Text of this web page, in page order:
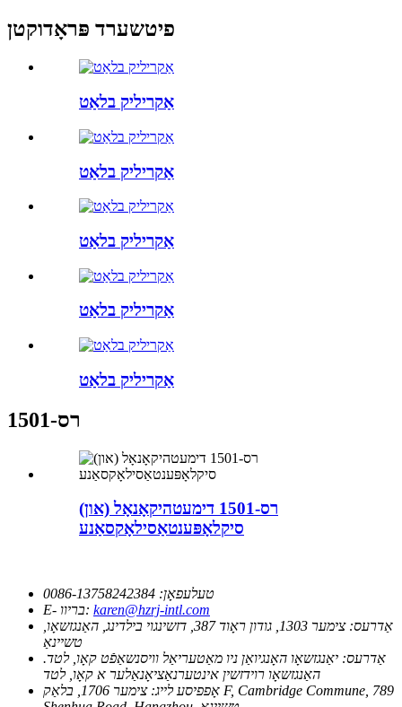
פיטשערד פּראָדוקטן
אַקריליק בלאַט
אַקריליק בלאַט
אַקריליק בלאַט
אַקריליק בלאַט
אַקריליק בלאַט
רס-1501
רס-1501 דימעטהיקאָנאָל (און)
סיקלאָפּענטאַסילאָקסאַנע
טעלעפאָן: 0086-13758242384
E- בריוו: karen@hzrj-intl.com
אַדרעס:
צימער 1303, גודון ראָוד 387, דזשינגוי בילדינג, האַנגזשאָו,
טשיינאַ
אַדרעס: יאַנגזשאָו האָנגיואַן ניו מאַטעריאַל וויסנשאַפֿט קאָו, לטד.
האַנגזשאָו רוידזשין אינטערנאַציאָנאַלער א קאָו, לטד
אָפפיסע לייג:
צימער 1706, בלאַק F, Cambridge Commune, 789